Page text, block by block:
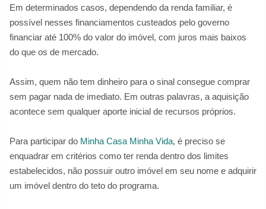
Em determinados casos, dependendo da renda familiar, é
possível nesses financiamentos custeados pelo governo
financiar até 100% do valor do imóvel, com juros mais baixos
do que os de mercado.
Assim, quem não tem dinheiro para o sinal consegue comprar
sem pagar nada de imediato. Em outras palavras, a aquisição
acontece sem qualquer aporte inicial de recursos próprios.
Para participar do Minha Casa Minha Vida, é preciso se
enquadrar em critérios como ter renda dentro dos limites
estabelecidos, não possuir outro imóvel em seu nome e adquirir
um imóvel dentro do teto do programa.